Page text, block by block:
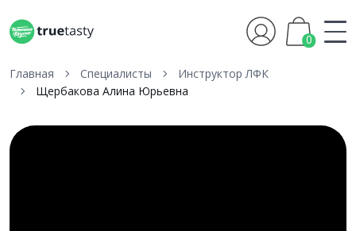
0
Главная Специалисты
Инструктор ЛФК
Щербакова Алина Юрьевна